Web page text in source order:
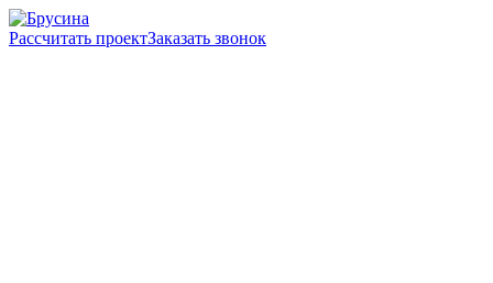
Рассчитать проектЗаказать звонок